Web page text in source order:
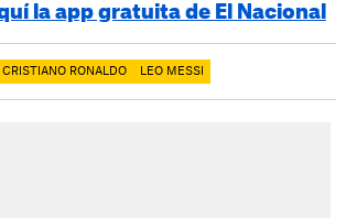
la app gratuita de El Nacional
CRISTIANO RONALDO LEO MESSI